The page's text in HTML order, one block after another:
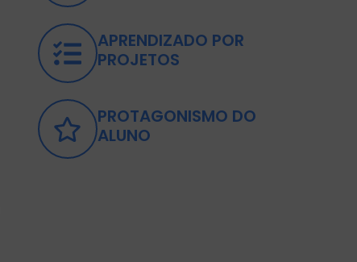
APRENDIZADO POR
PROJETOS
PROTAGONISMO DO
ALUNO